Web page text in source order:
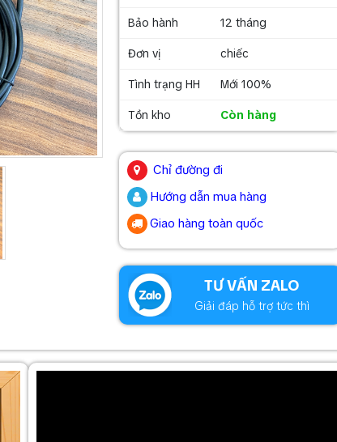
Bảo hành 12 tháng
Đơn vị chiếc
Tình trạng HH Mới 100%
Tồn kho
Còn hàng
Chỉ đường đi
Hướng dẫn mua hàng
Giao hàng toàn quốc
TƯ VẤN ZALO
Giải đáp hỗ trợ tức thì